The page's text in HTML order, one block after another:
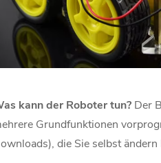
kann der Roboter tun? Der
Grundfunktionen
die Sie selbst ändern